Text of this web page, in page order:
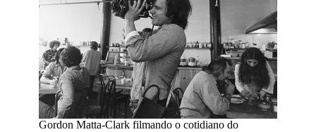
Gordon Matta-Clark filmando o cotidiano do